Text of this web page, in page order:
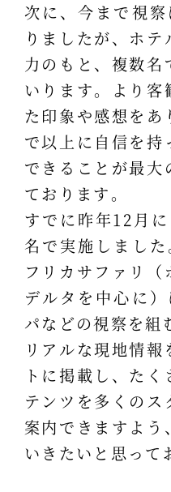
次に、今まで視
りましたが、ホ
力のもと、複数名
いります。より客
た印象や感想をあ
で以上に自信を持
できることが最大
ております。
すでに昨年12月
名で実施しまし
フリカサファリ
デルタを中心に
パなどの視察を組
リアルな現地情報
トに掲載し、た
テンツを多くのス
案内できますよう
いきたいと思って